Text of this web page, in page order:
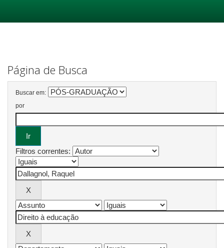
Página de Busca
Buscar em:
por
Filtros correntes: